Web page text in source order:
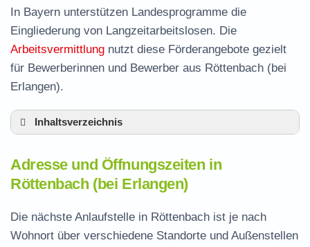
In Bayern unterstützen Landesprogramme die
Eingliederung von Langzeitarbeitslosen. Die
Arbeitsvermittlung nutzt diese Förderangebote gezielt
für Bewerberinnen und Bewerber aus Röttenbach (bei
Erlangen).
Inhaltsverzeichnis
Leistungen der Arbeitsvermittlung in
Röttenbach
Termin vereinbaren und Bürgergeld beantragen
Jobcenter Erlangen-Höchstadt – zuständige
Adresse und Öffnungszeiten in
Röttenbach (bei Erlangen)
Die nächste Anlaufstelle in Röttenbach ist je nach
Wohnort über verschiedene Standorte und Außenstellen